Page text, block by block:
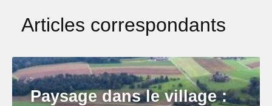
Articles correspondants
Paysage dans le village :